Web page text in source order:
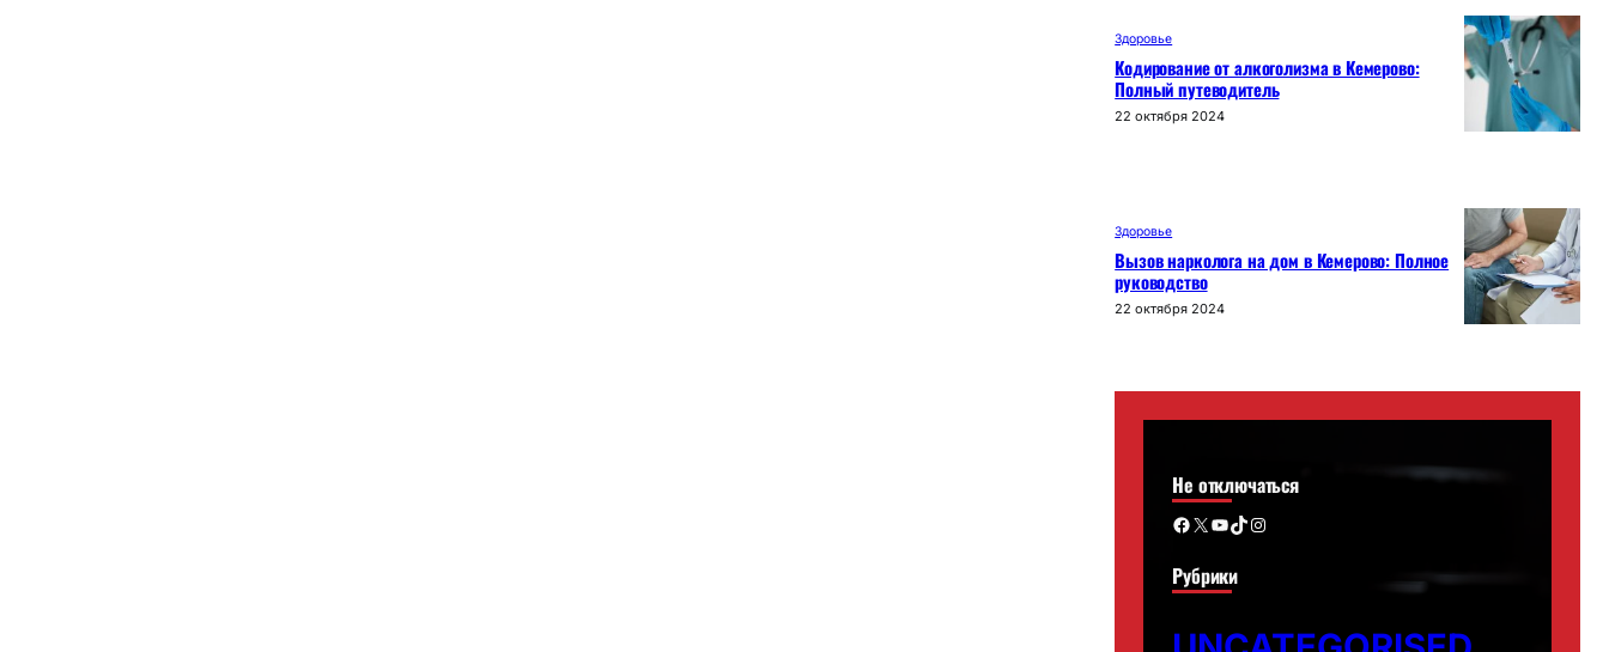
Здоровье
Кодирование от алкоголизма в Кемерово:
Полный путеводитель
22 октября 2024
Здоровье
Вызов нарколога на дом в Кемерово: Полное
руководство
22 октября 2024
Не отключаться
Facebook X YouTube TikTok Instagram
Рубрики